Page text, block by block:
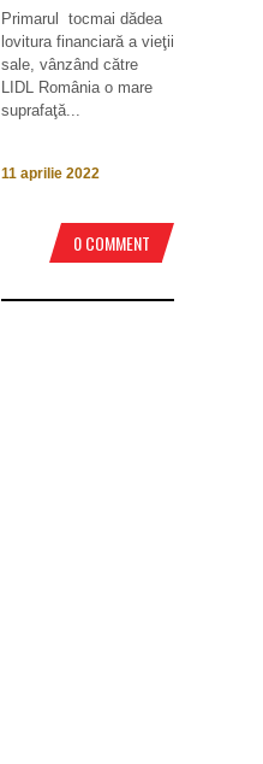
Primarul tocmai dădea
lovitura financiară a vieţii
sale, vânzând către
LIDL România o mare
suprafaţă...
11 aprilie 2022
0 COMMENT